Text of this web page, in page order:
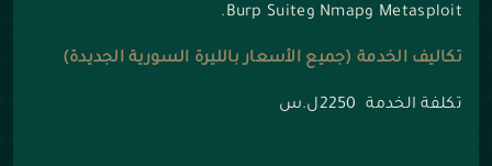
Metasploit وNmap وBurp Suite.
تكاليف الخدمة (جميع الأسعار بالليرة السورية الجديدة)
تكلفة الخدمة 2250ل.س